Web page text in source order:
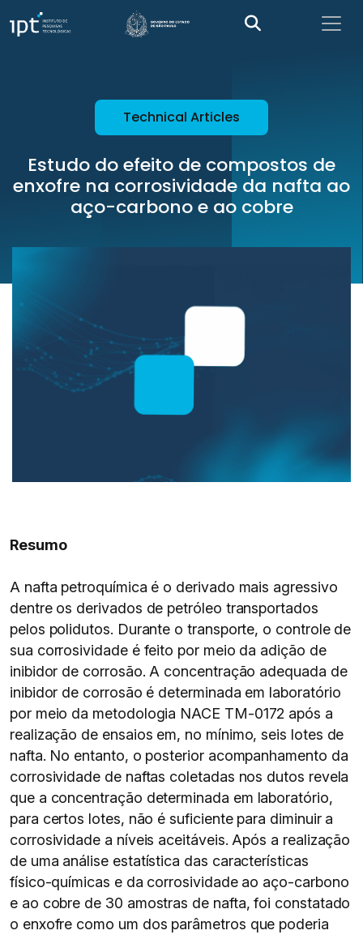
Technical Articles
Estudo do efeito de compostos de
enxofre na corrosividade da nafta ao
aço-carbono e ao cobre
Resumo
A nafta petroquímica é o derivado mais agressivo
dentre os derivados de petróleo transportados
pelos polidutos. Durante o transporte, o controle de
sua corrosividade é feito por meio da adição de
inibidor de corrosão. A concentração adequada de
inibidor de corrosão é determinada em laboratório
por meio da metodologia NACE TM-0172 após a
realização de ensaios em, no mínimo, seis lotes de
nafta. No entanto, o posterior acompanhamento da
corrosividade de naftas coletadas nos dutos revela
que a concentração determinada em laboratório,
para certos lotes, não é suficiente para diminuir a
corrosividade a níveis aceitáveis. Após a realização
de uma análise estatística das características
físico-químicas e da corrosividade ao aço-carbono
e ao cobre de 30 amostras de nafta, foi constatado
o enxofre como um dos parâmetros que poderia